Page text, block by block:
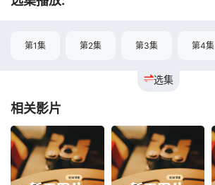
选集
第1集 第2集 第3集 第4集
相关影片